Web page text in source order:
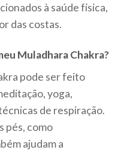
à saúde física,
das costas.
Muladhara Chakra?
pode ser feito
yoga,
de respiração.
pés, como
ajudam a